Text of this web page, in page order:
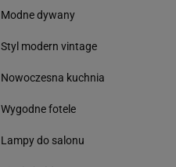
Modne dywany
Styl modern vintage
Nowoczesna kuchnia
Wygodne fotele
Lampy do salonu